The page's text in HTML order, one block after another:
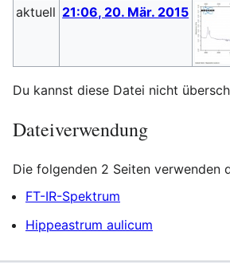
aktuell 21:06, 20. Mär. 2015
Du kannst diese Datei nicht
Dateiverwendung
Die folgenden 2 Seiten verwenden
FT-IR-Spektrum
Hippeastrum aulicum